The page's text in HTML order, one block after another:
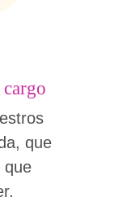
que
que